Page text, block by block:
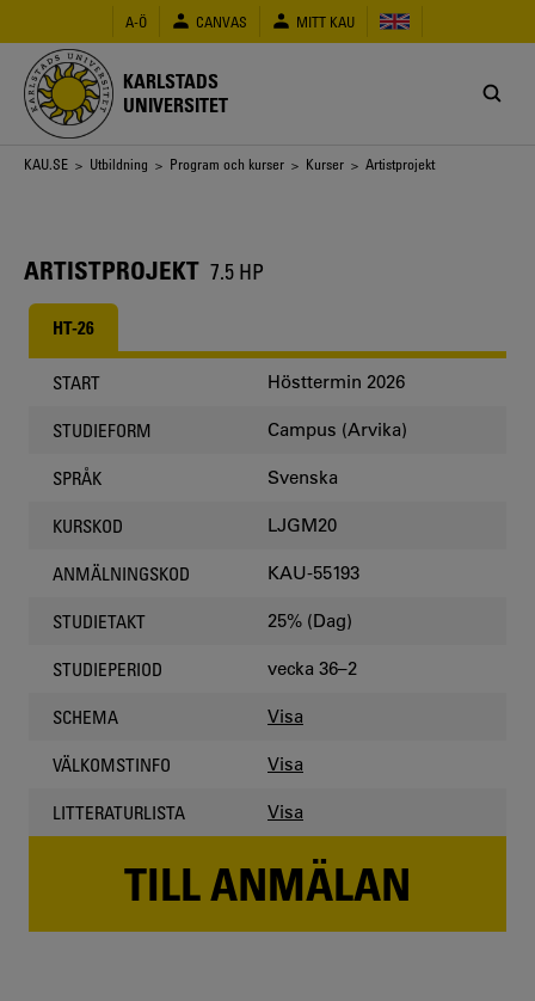
huvudinnehåll
A-Ö CANVAS MITT KAU
KARLSTADS
UNIVERSITET
Länkstig
KAU.SE > Utbildning > Program och kurser > Kurser > Artistprojekt
ARTISTPROJEKT 7.5 HP
HT-26
START Hösttermin 2026
STUDIEFORM Campus (Arvika)
SPRÅK Svenska
KURSKOD LJGM20
ANMÄLNINGSKOD KAU-55193
STUDIETAKT 25% (Dag)
STUDIEPERIOD vecka 36–2
SCHEMA Visa
VÄLKOMSTINFO Visa
LITTERATURLISTA Visa
TILL ANMÄLAN